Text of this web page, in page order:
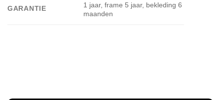
GARANTIE
1 jaar, frame 5 jaar, bekleding 6
maanden